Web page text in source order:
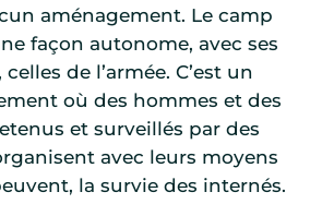
aménagement. Le camp
façon autonome, avec ses
de l’armée. C’est un
où des hommes et des
et surveillés par des
avec leurs moyens
la survie des internés.